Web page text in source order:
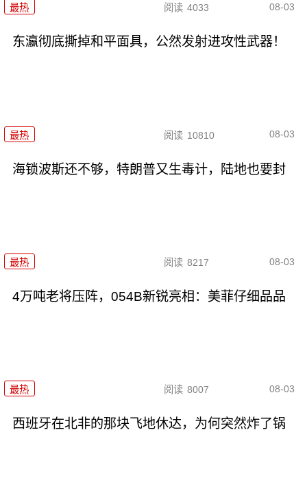
最热 阅读 4033 08-03
东瀛彻底撕掉和平面具，公然发射进攻性武器！
最热 阅读 10810 08-03
海锁波斯还不够，特朗普又生毒计，陆地也要封
最热 阅读 8217 08-03
4万吨老将压阵，054B新锐亮相：美菲仔细品品
最热 阅读 8007 08-03
西班牙在北非的那块飞地休达，为何突然炸了锅